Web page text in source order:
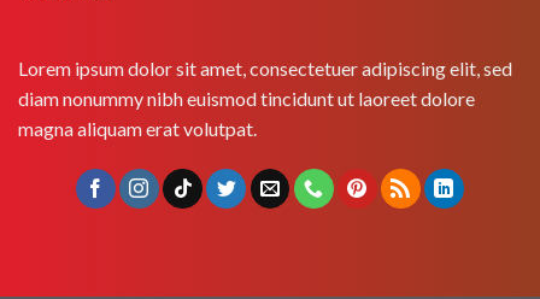
Lorem ipsum dolor sit amet, consectetuer adipiscing elit, sed
diam nonummy nibh euismod tincidunt ut laoreet dolore
magna aliquam erat volutpat.